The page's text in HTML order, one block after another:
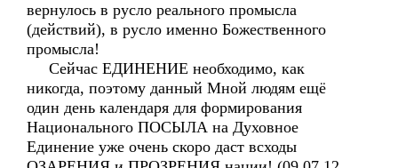
вернулось в русло реального промысла
(действий), в русло именно Божественного
промысла!
Сейчас ЕДИНЕНИЕ необходимо, как
никогда, поэтому данный Мной людям ещё
один день календаря для формирования
Национального ПОСЫЛА на Духовное
Единение уже очень скоро даст всходы